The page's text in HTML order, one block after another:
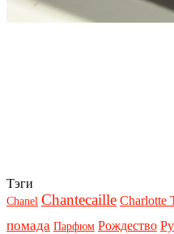
Тэги
Chanel Chantecaille Charlotte
помада Парфюм Рождество